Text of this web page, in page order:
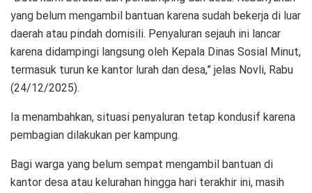
yang belum mengambil bantuan karena sudah bekerja di luar
daerah atau pindah domisili. Penyaluran sejauh ini lancar
karena didampingi langsung oleh Kepala Dinas Sosial Minut,
termasuk turun ke kantor lurah dan desa,” jelas Novli, Rabu
(24/12/2025).
Ia menambahkan, situasi penyaluran tetap kondusif karena
pembagian dilakukan per kampung.
Bagi warga yang belum sempat mengambil bantuan di
kantor desa atau kelurahan hingga hari terakhir ini, masih